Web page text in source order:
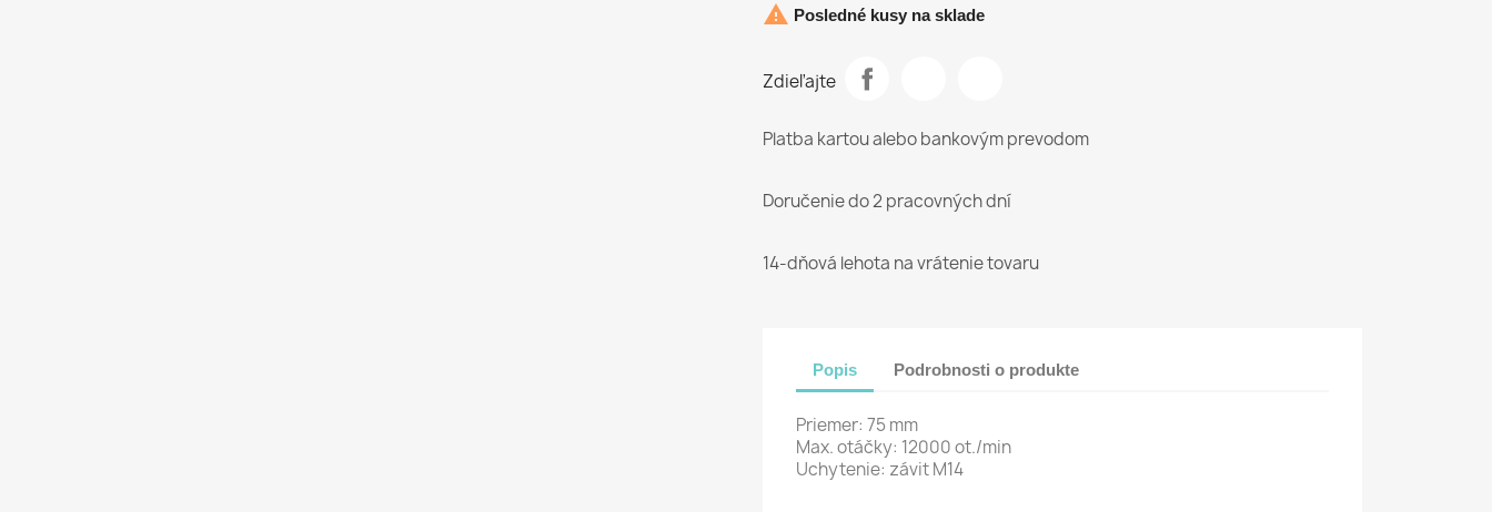
 Posledné kusy na sklade
Zdieľajte
Platba kartou alebo bankovým prevodom
Doručenie do 2 pracovných dní
14-dňová lehota na vrátenie tovaru
Popis Podrobnosti o produkte
Priemer: 75 mm
Max. otáčky: 12000 ot./min
Uchytenie: závit M14